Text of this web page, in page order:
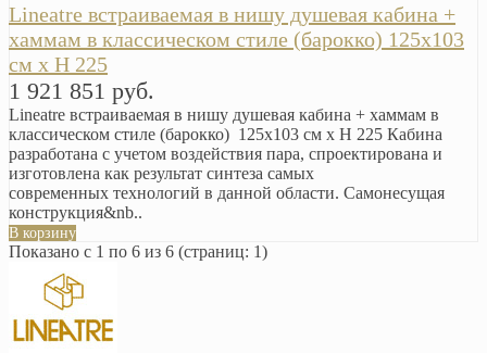
Lineatre встраиваемая в нишу душевая кабина +
хаммам в классическом стиле (барокко) 125х103
см x H 225
1 921 851 руб.
Lineatre встраиваемая в нишу душевая кабина + хаммам в
классическом стиле (барокко) 125х103 см x H 225 Кабина
разработана с учетом воздействия пара, спроектирована и
изготовлена как результат синтеза самых
современных технологий в данной области. Самонесущая
конструкция&nb..
В корзину
Показано с 1 по 6 из 6 (страниц: 1)